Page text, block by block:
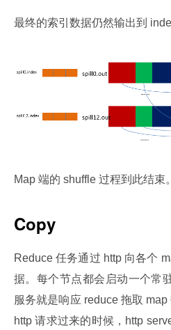
最终的索引数据仍然输出到
Map 端的 shuffle 过程到此结束。
Copy
Reduce 任务通过 http 向各个
据。每个节点都会启动一个常
服务就是响应 reduce 拖取
http 请求过来的时候，http